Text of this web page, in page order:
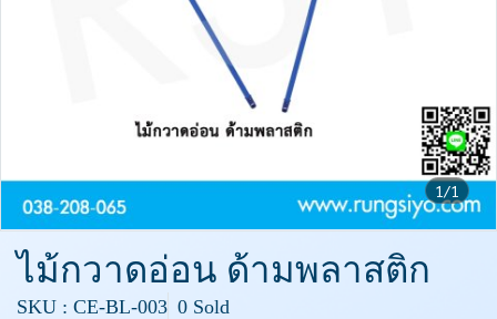
1/1
ไม้กวาดอ่อน ด้ามพลาสติก
SKU : CE-BL-003 0 Sold